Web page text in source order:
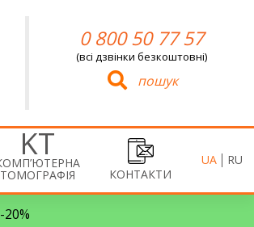
0 800 50 77 57
(всі дзвінки безкоштовні)
пошук
ТОМОГРАФІЯ КОНТАКТИ
UA RU
20%